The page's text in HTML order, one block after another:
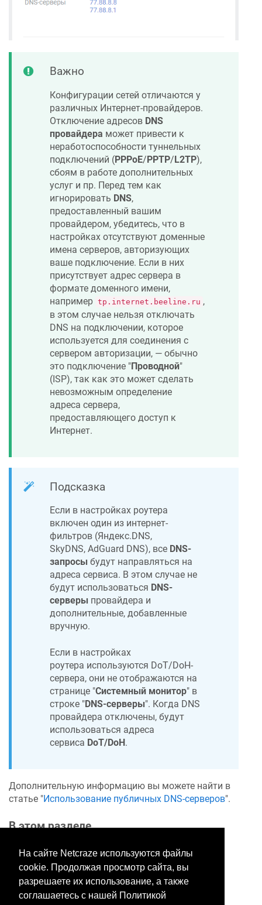
На сайте Netcraze используются файлы
cookie. Продолжая просмотр сайта, вы
разрешаете их использование, а также
соглашаетесь с нашей Политикой
Важно
Конфигурации сетей отличаются у
различных Интернет-провайдеров.
Отключение адресов DNS
провайдера может привести к
неработоспособности туннельных
подключений (PPPoE/PPTP/L2TP),
сбоям в работе дополнительных
услуг и пр. Перед тем как
игнорировать DNS,
предоставленный вашим
провайдером, убедитесь, что в
настройках отсутствуют доменные
имена серверов, авторизующих
ваше подключение. Если в них
присутствует адрес сервера в
формате доменного имени,
например tp.internet.beeline.ru ,
в этом случае нельзя отключать
DNS на подключении, которое
используется для соединения с
сервером авторизации, — обычно
это подключение "Проводной"
(ISP), так как это может сделать
невозможным определение
адреса сервера,
предоставляющего доступ к
Интернет.
Подсказка
Если в настройках роутера
включен один из интернет-
фильтров (Яндекс.DNS,
SkyDNS, AdGuard DNS), все DNS-
запросы будут направляться на
адреса сервиса. В этом случае не
будут использоваться DNS-
серверы провайдера и
дополнительные, добавленные
вручную.
Если в настройках
роутера используются DoT/DoH-
сервера, они не отображаются на
странице "Системный монитор" в
строке "DNS-серверы". Когда DNS
провайдера отключены, будут
использоваться адреса
сервиса DoT/DoH.
Дополнительную информацию вы можете найти в
статье "Использование публичных DNS-серверов".
В этом разделе
Хотите оставить отзыв?
Нажмите здесь, чтобы